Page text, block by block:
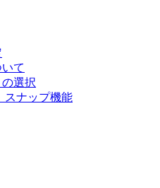
て
選択
スナップ機能